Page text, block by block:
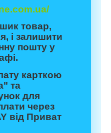
товар,
і залишити
пошту у
карткою
та
для
через
від Приват